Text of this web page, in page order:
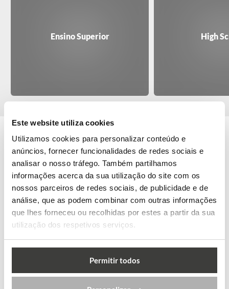
Este website utiliza cookies
Utilizamos cookies para personalizar conteúdo e
anúncios, fornecer funcionalidades de redes sociais e
analisar o nosso tráfego. Também partilhamos
informações acerca da sua utilização do site com os
nossos parceiros de redes sociais, de publicidade e de
análise, que as podem combinar com outras informações
que lhes forneceu ou recolhidas por estes a partir da sua
utilização dos respetivos serviços.
Permitir todos
Ensino Superior High
ARTIGOS MAIS VISTOS
Estudar Medicina em
Espanha: tudo o que
precisa...
Medicina
Os tipos de vistos para
a Austrália
Work & Travel
Não cumpro os
and Holiday Vi...